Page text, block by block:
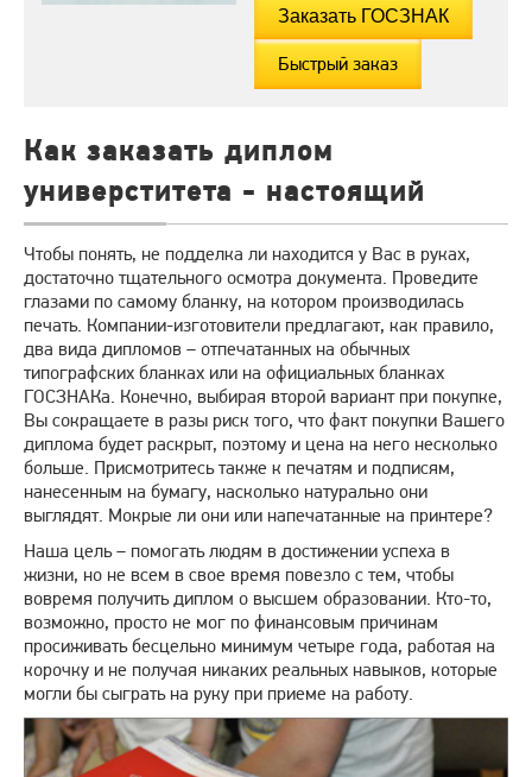
Быстрый заказ
Как заказать диплом
универститета - настоящий
Чтобы понять, не подделка ли находится у Вас в руках,
достаточно тщательного осмотра документа. Проведите
глазами по самому бланку, на котором производилась
печать. Компании-изготовители предлагают, как правило,
два вида дипломов – отпечатанных на обычных
типографских бланках или на официальных бланках
ГОСЗНАКа. Конечно, выбирая второй вариант при покупке,
Вы сокращаете в разы риск того, что факт покупки Вашего
диплома будет раскрыт, поэтому и цена на него несколько
больше. Присмотритесь также к печатям и подписям,
нанесенным на бумагу, насколько натурально они
выглядят. Мокрые ли они или напечатанные на принтере?
Наша цель – помогать людям в достижении успеха в
жизни, но не всем в свое время повезло с тем, чтобы
вовремя получить диплом о высшем образовании. Кто-то,
возможно, просто не мог по финансовым причинам
просиживать бесцельно минимум четыре года, работая на
корочку и не получая никаких реальных навыков, которые
могли бы сыграть на руку при приеме на работу.